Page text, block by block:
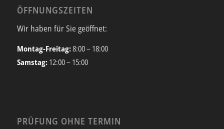
ÖFFNUNGSZEITEN
Wir haben für Sie geöffnet:
Montag-Freitag:8:00 – 18:00
Samstag: 12:00 – 15:00
PRÜFUNG OHNE TERMIN